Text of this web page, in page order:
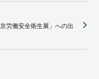
労働安全衛生展」への出